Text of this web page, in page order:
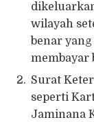
wilayah
benar
membayar
Surat
seperti
Jaminana